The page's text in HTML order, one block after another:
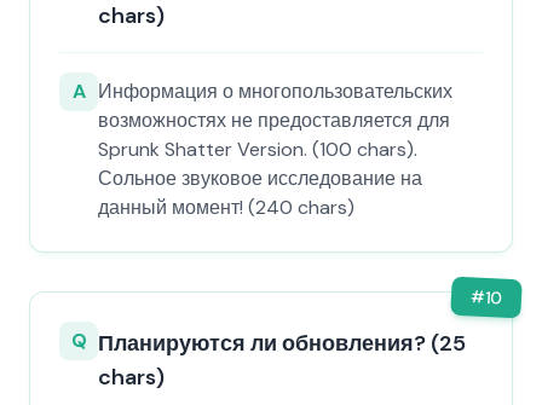
chars)
A Информация о многопользовательских
возможностях не предоставляется для
Sprunk Shatter Version. (100 chars).
Сольное звуковое исследование на
данный момент! (240 chars)
#10
Q Планируются ли обновления? (25
chars)